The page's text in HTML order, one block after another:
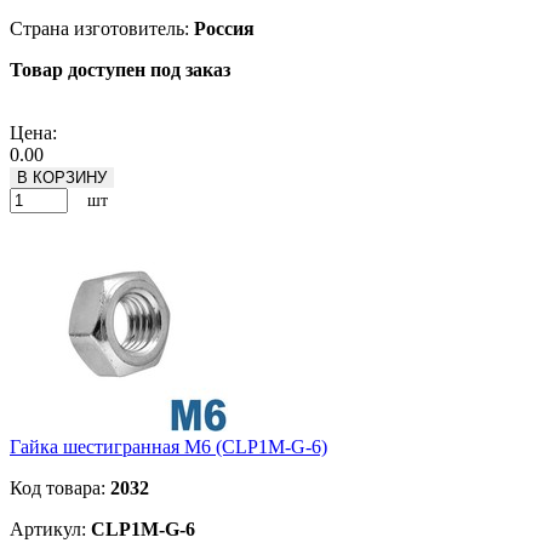
Страна изготовитель: Россия
Товар доступен под заказ
Цена:
0.00
В КОРЗИНУ
шт
Гайка шестигранная М6 (CLP1M-G-6)
Код товара: 2032
Артикул: CLP1M-G-6